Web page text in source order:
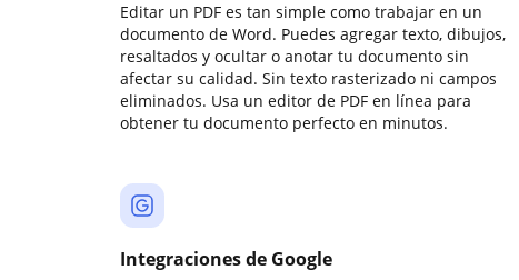
Editar un PDF es tan simple como trabajar en un
documento de Word. Puedes agregar texto, dibujos,
resaltados y ocultar o anotar tu documento sin
afectar su calidad. Sin texto rasterizado ni campos
eliminados. Usa un editor de PDF en línea para
obtener tu documento perfecto en minutos.
Integraciones de Google